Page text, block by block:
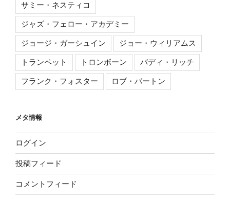
サミー・ネスティコ
ジャズ・フェロー・アカデミー
ジョージ・ガーシュイン ジョー・ウィリアムス
トランペット トロンボーン バディ・リッチ
フランク・フォスター ロブ・パートン
メタ情報
ログイン
投稿フィード
コメントフィード